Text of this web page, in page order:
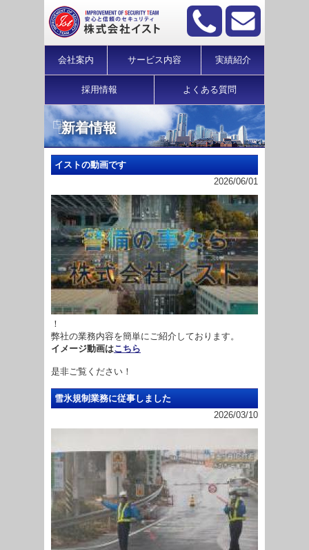
会社案内 サービス内容 実績紹介
採用情報 よくある質問
新着情報
イストの動画です
2026/06/01
！
弊社の業務内容を簡単にご紹介しております。
イメージ動画はこちら
是非ご覧ください！
雪氷規制業務に従事しました
2026/03/10